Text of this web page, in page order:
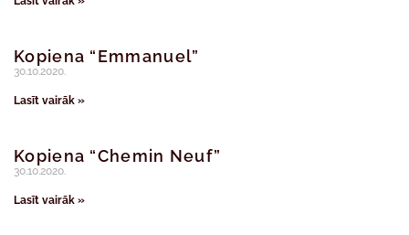
Kopiena “Emmanuel”
30.10.2020.
Lasīt vairāk »
Kopiena “Chemin Neuf”
30.10.2020.
Lasīt vairāk »